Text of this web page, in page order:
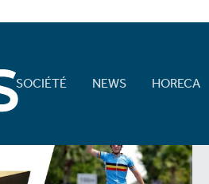
SOCIÉTÉ NEWS HORECA